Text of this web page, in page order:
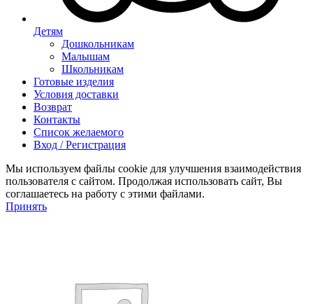
Детям
Дошкольникам
Малышам
Школьникам
Готовые изделия
Условия доставки
Возврат
Контакты
Список желаемого
Вход / Регистрация
Мы используем файлы cookie для улучшения взаимодействия
пользователя с сайтом. Продолжая использовать сайт, Вы
соглашаетесь на работу с этими файлами.
Принять